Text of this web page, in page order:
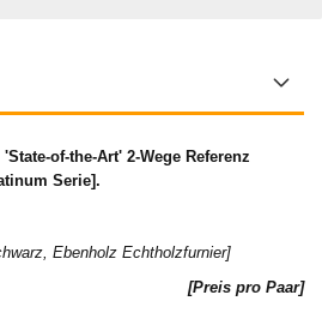
of-the-Art' 2-Wege Referenz
Serie].
Ebenholz Echtholzfurnier]
[Preis pro Paar]